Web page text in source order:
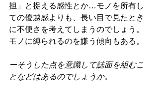
担」と捉える感性とか…モノを所有し
ての優越感よりも、長い目で見たとき
に不便さを考えてしまうのでしょう。
モノに縛られるのを嫌う傾向もある。
ーそうした点を意識して誌面を組むこ
となどはあるのでしょうか。